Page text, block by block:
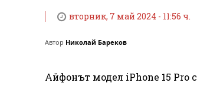
вторник, 7 май 2024 - 11:56 ч.
Автор Николай Бареков
Айфонът модел iPhone 15 Pro